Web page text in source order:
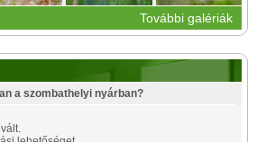
További galériák
a szombathelyi nyárban?